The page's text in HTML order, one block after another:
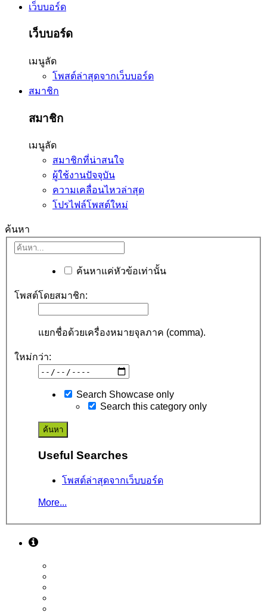
เว็บบอร์ด
เว็บบอร์ด
เมนูลัด
โพสต์ล่าสุดจากเว็บบอร์ด
สมาชิก
สมาชิก
เมนูลัด
สมาชิกที่น่าสนใจ
ผู้ใช้งานปัจจุบัน
ความเคลื่อนไหวล่าสุด
โปรไฟล์โพสต์ใหม่
ค้นหา
ค้นหาแค่หัวข้อเท่านั้น
โพสต์โดยสมาชิก:
แยกชื่อด้วยเครื่องหมายจุลภาค (comma).
ใหม่กว่า:
Search Showcase only
Search this category only
Useful Searches
โพสต์ล่าสุดจากเว็บบอร์ด
More...